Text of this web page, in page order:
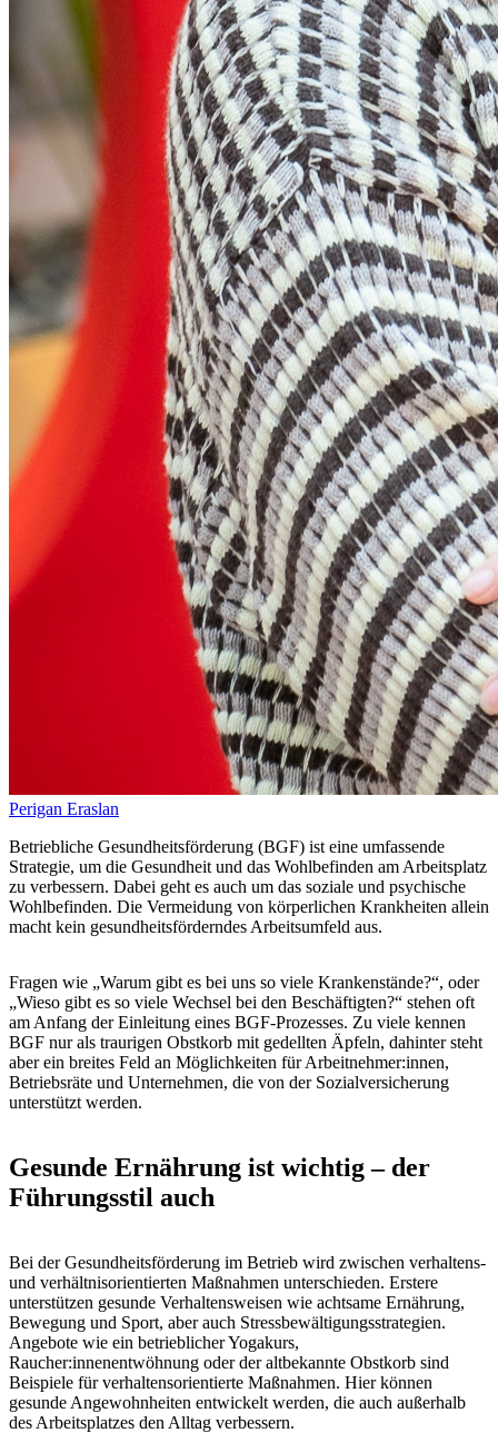
Perigan Eraslan
Betriebliche Gesundheitsförderung (BGF) ist eine umfassende
Strategie, um die Gesundheit und das Wohlbefinden am Arbeitsplatz
zu verbessern. Dabei geht es auch um das soziale und psychische
Wohlbefinden. Die Vermeidung von körperlichen Krankheiten allein
macht kein gesundheitsförderndes Arbeitsumfeld aus.
Fragen wie „Warum gibt es bei uns so viele Krankenstände?“, oder
„Wieso gibt es so viele Wechsel bei den Beschäftigten?“ stehen oft
am Anfang der Einleitung eines BGF-Prozesses. Zu viele kennen
BGF nur als traurigen Obstkorb mit gedellten Äpfeln, dahinter steht
aber ein breites Feld an Möglichkeiten für Arbeitnehmer:innen,
Betriebsräte und Unternehmen, die von der Sozialversicherung
unterstützt werden.
Gesunde Ernährung ist wichtig – der
Führungsstil auch
Bei der Gesundheitsförderung im Betrieb wird zwischen verhaltens-
und verhältnisorientierten Maßnahmen unterschieden. Erstere
unterstützen gesunde Verhaltensweisen wie achtsame Ernährung,
Bewegung und Sport, aber auch Stressbewältigungsstrategien.
Angebote wie ein betrieblicher Yogakurs,
Raucher:innenentwöhnung oder der altbekannte Obstkorb sind
Beispiele für verhaltensorientierte Maßnahmen. Hier können
gesunde Angewohnheiten entwickelt werden, die auch außerhalb
des Arbeitsplatzes den Alltag verbessern.